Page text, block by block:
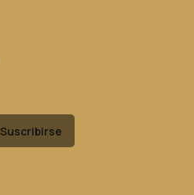
Suscribirse